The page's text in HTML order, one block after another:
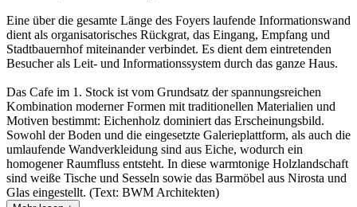
Eine über die gesamte Länge des Foyers laufende Informationswand
dient als organisatorisches Rückgrat, das Eingang, Empfang und
Stadtbauernhof miteinander verbindet. Es dient dem eintretenden
Besucher als Leit- und Informationssystem durch das ganze Haus.
Das Cafe im 1. Stock ist vom Grundsatz der spannungsreichen
Kombination moderner Formen mit traditionellen Materialien und
Motiven bestimmt: Eichenholz dominiert das Erscheinungsbild.
Sowohl der Boden und die eingesetzte Galerieplattform, als auch die
umlaufende Wandverkleidung sind aus Eiche, wodurch ein
homogener Raumfluss entsteht. In diese warmtonige Holzlandschaft
sind weiße Tische und Sesseln sowie das Barmöbel aus Nirosta und
Glas eingestellt. (Text: BWM Architekten)